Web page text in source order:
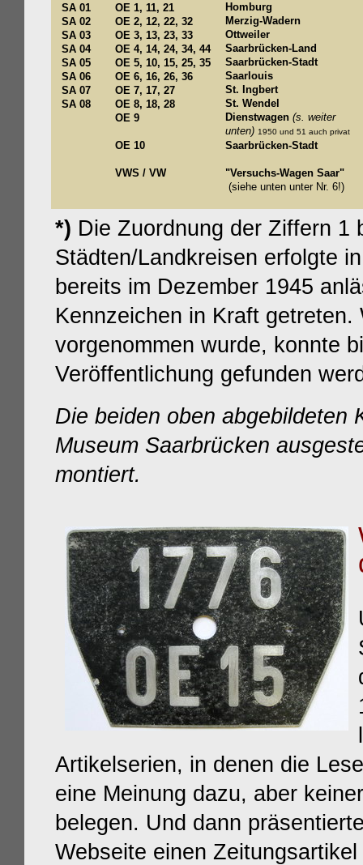
SA 01
SA 02
SA 03
SA 04
SA 05
SA 06
SA 07
SA 08
OE 1, 11, 21
OE 2, 12, 22, 32
OE 3, 13, 23, 33
OE 4, 14, 24, 34, 44
OE 5, 10, 15, 25, 35
OE 6, 16, 26, 36
OE 7, 17, 27
OE 8, 18, 28
OE 9
OE 10
VWS / VW
Homburg
Merzig-Wadern
Ottweiler
Saarbrücken-Land
Saarbrücken-Stadt
Saarlouis
St. Ingbert
St. Wendel
Dienstwagen (s. weiter
unten) 1950 und 51 auch privat
Saarbrücken-Stadt
"Versuchs-Wagen Saar"
(siehe unten unter Nr. 6!)
*) Die Zuordnung der Ziffern 1
Städten/Landkreisen erfolgte
bereits im Dezember 1945
Kennzeichen in Kraft
vorgenommen wurde, konnte
Veröffentlichung gefunden
Die beiden oben abgebildeten
Museum Saarbrücken
montiert.
Artikelserien, in denen die
eine Meinung dazu, aber
belegen. Und dann
Webseite einen